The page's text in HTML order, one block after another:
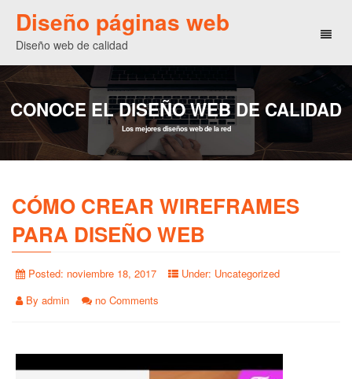
Diseño páginas web
Diseño web de calidad
CONOCE EL DISEÑO WEB DE CALIDAD
Los mejores diseños web de la red
CÓMO CREAR WIREFRAMES
PARA DISEÑO WEB
Posted: noviembre 18, 2017 Under: Uncategorized
By admin no Comments